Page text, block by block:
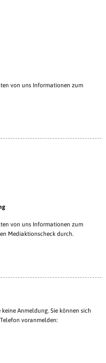
von uns Informationen zum
von uns Informationen zum
Mediaktionscheck durch.
Anmeldung. Sie können sich
voranmelden: